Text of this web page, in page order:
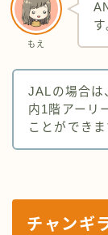
もえ
す
JALの場合は
内1階アーリ
ことができま
チャンギ